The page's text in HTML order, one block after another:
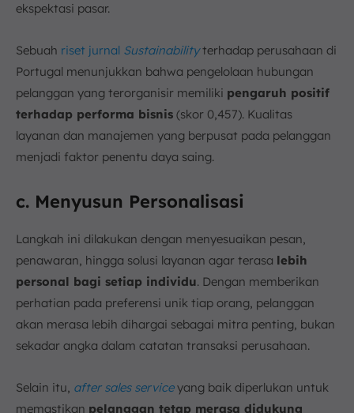
ekspektasi pasar.
Sebuah riset jurnal Sustainabilityterhadap perusahaan di
Portugal menunjukkan bahwa pengelolaan hubungan
pelanggan yang terorganisir memiliki pengaruh positif
terhadap performa bisnis (skor 0,457). Kualitas
layanan dan manajemen yang berpusat pada pelanggan
menjadi faktor penentu daya saing.
c. Menyusun Personalisasi
Langkah ini dilakukan dengan menyesuaikan pesan,
penawaran, hingga solusi layanan agar terasa lebih
personal bagi setiap individu. Dengan memberikan
perhatian pada preferensi unik tiap orang, pelanggan
akan merasa lebih dihargai sebagai mitra penting, bukan
sekadar angka dalam catatan transaksi perusahaan.
Selain itu, after sales serviceyang baik diperlukan untuk
memastikan pelanggan tetap merasa didukung